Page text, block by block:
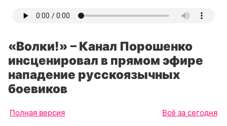
«Волки!» – Канал Порошенко
инсценировал в прямом эфире
нападение русскоязычных
боевиков
Полная версия Всё за сегодня